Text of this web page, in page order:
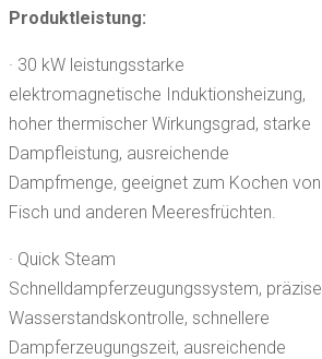
Produktleistung:
· 30 kW leistungsstarke
elektromagnetische Induktionsheizung,
hoher thermischer Wirkungsgrad, starke
Dampfleistung, ausreichende
Dampfmenge, geeignet zum Kochen von
Fisch und anderen Meeresfrüchten.
· Quick Steam
Schnelldampferzeugungssystem, präzise
Wasserstandskontrolle, schnellere
Dampferzeugungszeit, ausreichende